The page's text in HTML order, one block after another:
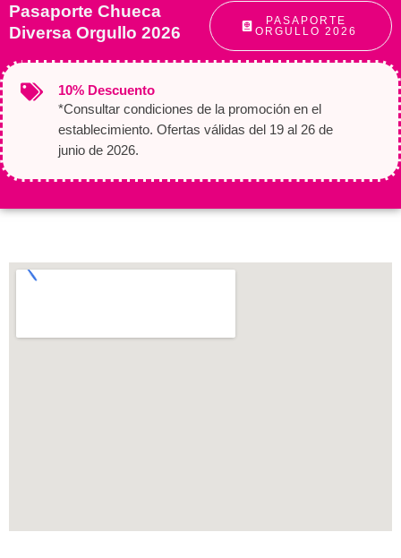
Pasaporte Chueca
Diversa Orgullo 2026
PASAPORTE
ORGULLO 2026
10% Descuento
*Consultar condiciones de la promoción en el
establecimiento. Ofertas válidas del 19 al 26 de
junio de 2026.